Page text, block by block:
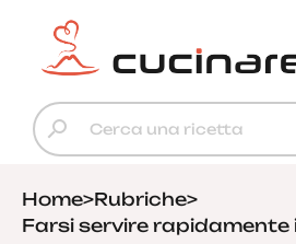
Home>Rubriche>
Farsi servire rapidamente